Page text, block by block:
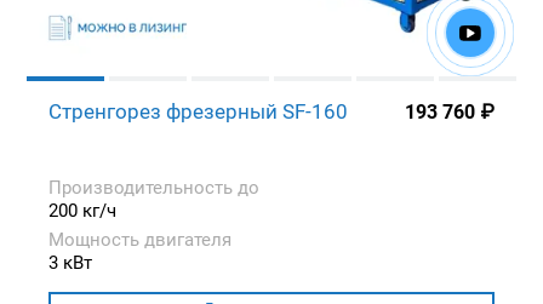
Стренгорез фрезерный SF-160 193 760 ₽
Производительность до
200 кг/ч
Мощность двигателя
3 кВт